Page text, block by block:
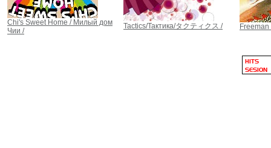
Chi's Sweet Home / Милый дом
Чии /
Tactics/Тактика/タクティクス / Freeman